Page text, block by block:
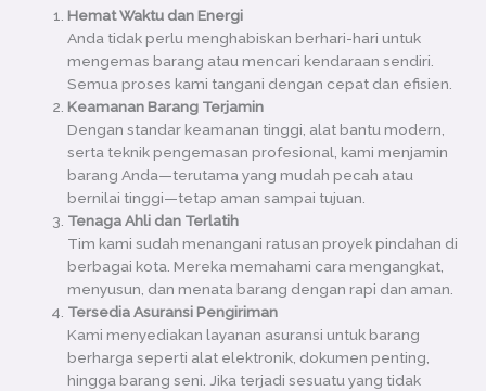
Hemat Waktu dan Energi
Anda tidak perlu menghabiskan berhari-hari untuk
mengemas barang atau mencari kendaraan sendiri.
Semua proses kami tangani dengan cepat dan efisien.
Keamanan Barang Terjamin
Dengan standar keamanan tinggi, alat bantu modern,
serta teknik pengemasan profesional, kami menjamin
barang Anda—terutama yang mudah pecah atau
bernilai tinggi—tetap aman sampai tujuan.
Tenaga Ahli dan Terlatih
Tim kami sudah menangani ratusan proyek pindahan di
berbagai kota. Mereka memahami cara mengangkat,
menyusun, dan menata barang dengan rapi dan aman.
Tersedia Asuransi Pengiriman
Kami menyediakan layanan asuransi untuk barang
berharga seperti alat elektronik, dokumen penting,
hingga barang seni. Jika terjadi sesuatu yang tidak